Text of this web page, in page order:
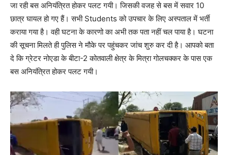
जा रही बस अनियंत्रित होकर पलट गयी। जिसकी वजह से बस में सवार 10
छात्र घायल हो गए हैं। सभी Students को उपचार के लिए अस्पताल में भर्ती
कराया गया है। वही घटना के कारणो का अभी तक पता नहीं चल पाया है। घटना
की सूचना मिलते ही पुलिस ने मौके पर पहुंचकर जांच शुरु कर दी है। आपको बता
दे कि ग्रेटर नोएडा के बीटा-2 कोतवाली क्षेत्र के मित्रा गोलचक्कर के पास एक
बस अनियंत्रित होकर पलट गयी।